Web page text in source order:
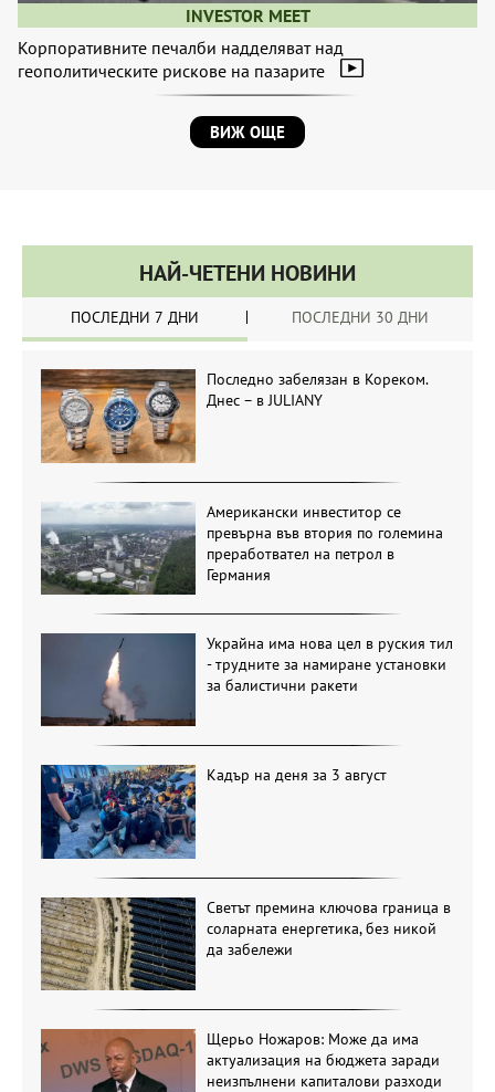
INVESTOR MEET
Корпоративните печалби надделяват над
геополитическите рискове на пазарите
ВИЖ ОЩЕ
НАЙ-ЧЕТЕНИ НОВИНИ
ПОСЛЕДНИ 7 ДНИ ПОСЛЕДНИ 30 ДНИ
Последно забелязан в Кореком.
Днес – в JULIANY
Американски инвеститор се
превърна във втория по големина
преработвател на петрол в
Германия
Украйна има нова цел в руския тил
- трудните за намиране установки
за балистични ракети
Кадър на деня за 3 август
Светът премина ключова граница в
соларната енергетика, без никой
да забележи
Щерьо Ножаров: Може да има
актуализация на бюджета заради
неизпълнени капиталови разходи